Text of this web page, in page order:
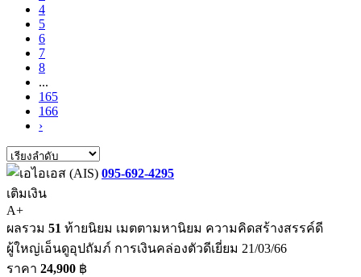
4
5
6
7
8
...
165
166
›
095-692-4295
เติมเงิน
A+
ผลรวม 51 ท้ายนิยม เมตตามหานิยม ความคิดสร้างสรรค์ดี
ผู้ใหญ่เอ็นดูอุปถัมภ์ การเงินคล่องตัวดีเยี่ยม 21/03/66
ราคา 24,900 ฿